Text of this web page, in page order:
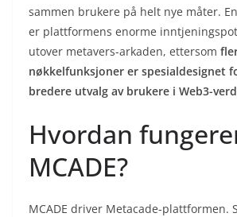
sammen brukere på helt nye måter.
er plattformens enorme
utover metavers-arkaden, ettersom
nøkkelfunksjoner er spesialdesignet
bredere utvalg av brukere i Web3-
Hvordan
MCADE?
MCADE driver Metacade-plattformen.